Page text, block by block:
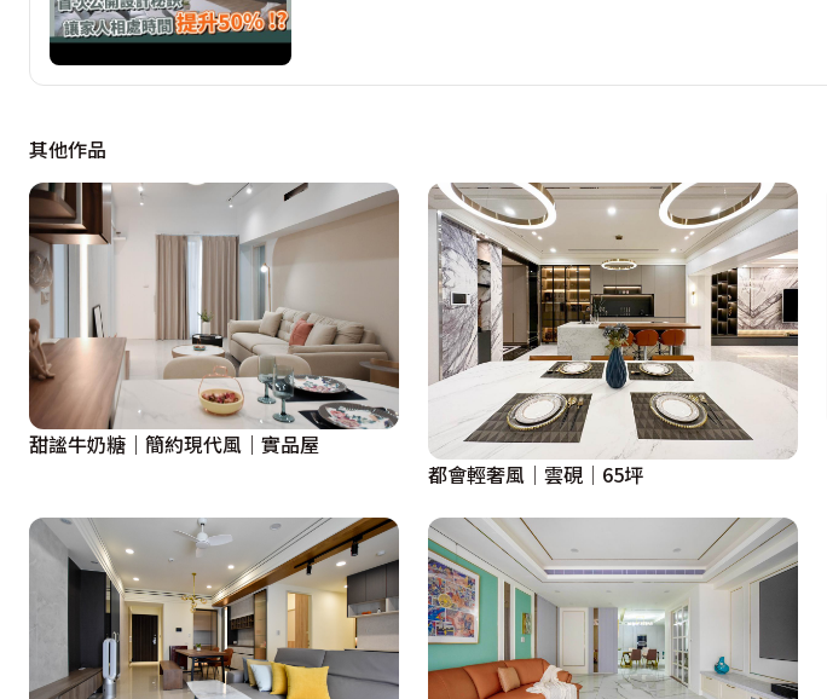
其他作品
甜謐牛奶糖｜簡約現代風｜實品屋
都會輕奢風│雲硯│65坪